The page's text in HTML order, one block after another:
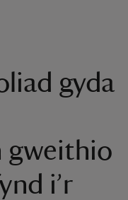
gyda
gweithio
i’r